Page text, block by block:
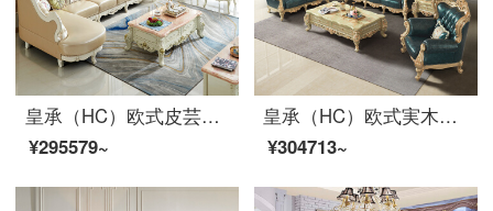
皇承（HC）欧式皮芸ソファ家具セット実木回転角ソファ913宮廷·欧式回転角ソファ1+3+貴妃+レジャーチェア*2
¥295579~
皇承（HC）欧式実木ソファフィレンツェシリーズ客間家具セット826【シングルルーム+ツインルーム+3人位】
¥304713~